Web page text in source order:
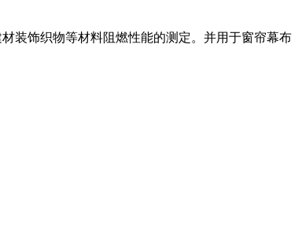
装饰织物等材料阻燃性能的测定。并用于窗帘幕布